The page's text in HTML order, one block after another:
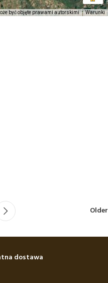
być objęte prawami autorskimi Warunki
Older
dostawa